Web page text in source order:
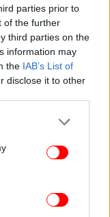
parties prior to
of the further
third parties on the
information may
the IAB’s List of
disclose it to other
or more Google
You may click to
party tags to
in below Google
ΑΠΟ
ακόμη
σε πολύ τοπικά
λόγω του
τρεξίματα
να
ένα